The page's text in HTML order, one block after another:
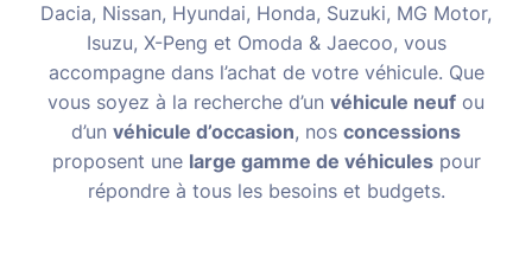
Dacia, Nissan, Hyundai, Honda, Suzuki, MG Motor,
Isuzu, X-Peng et Omoda & Jaecoo, vous
accompagne dans l’achat de votre véhicule. Que
vous soyez à la recherche d’un véhicule neuf ou
d’un véhicule d’occasion, nos concessions
proposent une large gamme de véhiculespour
répondre à tous les besoins et budgets.